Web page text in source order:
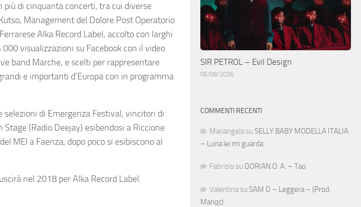
più di cinquanta concerti, tra cui diverse
Management del Dolore Post Operatorio
Alka Record Label, accolto con larghi
visualizzazioni su Facebook con il video
band Marche, e scelti per rappresentare
e importanti d’Europa con in programma
di Emergenza Festival, vincitori di
(Radio Deejay) esibendosi a Riccione
MEI a Faenza, dopo poco si esibiscono al
nel 2018 perAlka Record Label.
SIR PETROL – Evil Design
06/08/2026
COMMENTI RECENTI
Mariangela su SELLY BABY MODELLA ITALIA
– Luna lei mi guarda
Fabrizio su DORIAN O. A. – Tao
Valentina su SAM D – Leggera – (Prod.
Manqc)